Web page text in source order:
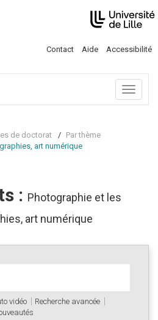
Contact Aide Accessibilité
Menu
de doctorat
Par thème
art numérique
: Photographie et les
art numérique
vidéo
Recherche avancée